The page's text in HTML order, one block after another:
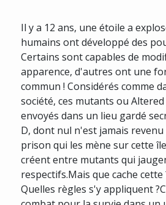
Il y a 12 ans, une étoile a
humains ont développé des
Certains sont capables de
apparence, d'autres ont une
commun ! Considérés comme
société, ces mutants ou
envoyés dans un lieu gardé
D, dont nul n'est jamais revenu
prison qui les mène sur cette
créent entre mutants qui
respectifs.Mais que cache
Quelles règles s'y appliquent